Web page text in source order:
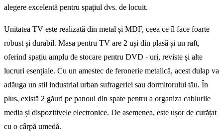
alegere excelentă pentru spațiul dvs. de locuit.
Unitatea TV este realizată din metal și MDF, ceea ce îl face foarte
robust și durabil. Masa pentru TV are 2 uși din plasă și un raft,
oferind spațiu amplu de stocare pentru DVD - uri, reviste și alte
lucruri esențiale. Cu un amestec de feronerie metalică, acest dulap va
adăuga un stil industrial urban sufrageriei sau dormitorului tău. În
plus, există 2 găuri pe panoul din spate pentru a organiza cablurile
media și dispozitivele electronice. De asemenea, este ușor de curățat
cu o cârpă umedă.